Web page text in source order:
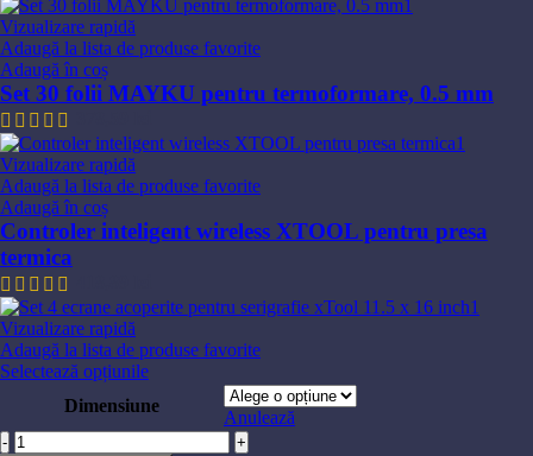
Vizualizare rapidă
Adaugă la lista de produse favorite
Adaugă în coș
Set 30 folii MAYKU pentru termoformare, 0.5 mm
Vizualizare rapidă
Adaugă la lista de produse favorite
Adaugă în coș
Controler inteligent wireless XTOOL pentru presa
termica
Vizualizare rapidă
Adaugă la lista de produse favorite
Selectează opțiunile
Dimensiune
Anulează
-
+